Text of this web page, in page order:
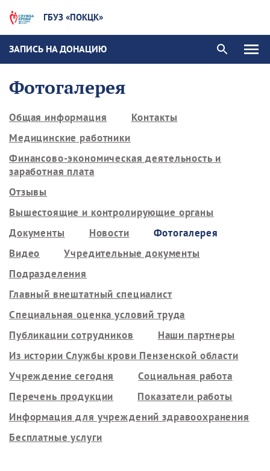
ГБУЗ «ПОКЦК»
ЗАПИСЬ НА ДОНАЦИЮ
Фотогалерея
Общая информация
Контакты
Медицинские работники
Финансово-экономическая деятельность и
заработная плата
Отзывы
Вышестоящие и контролирующие органы
Документы
Новости
Фотогалерея
Видео
Учредительные документы
Подразделения
Главный внештатный специалист
Специальная оценка условий труда
Публикации сотрудников
Наши партнеры
Из истории Службы крови Пензенской области
Учреждение сегодня
Социальная работа
Перечень продукции
Показатели работы
Информация для учреждений здравоохранения
Бесплатные услуги